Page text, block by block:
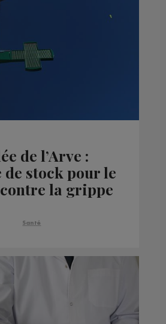
de l’Arve :
stock pour le
la grippe
Santé